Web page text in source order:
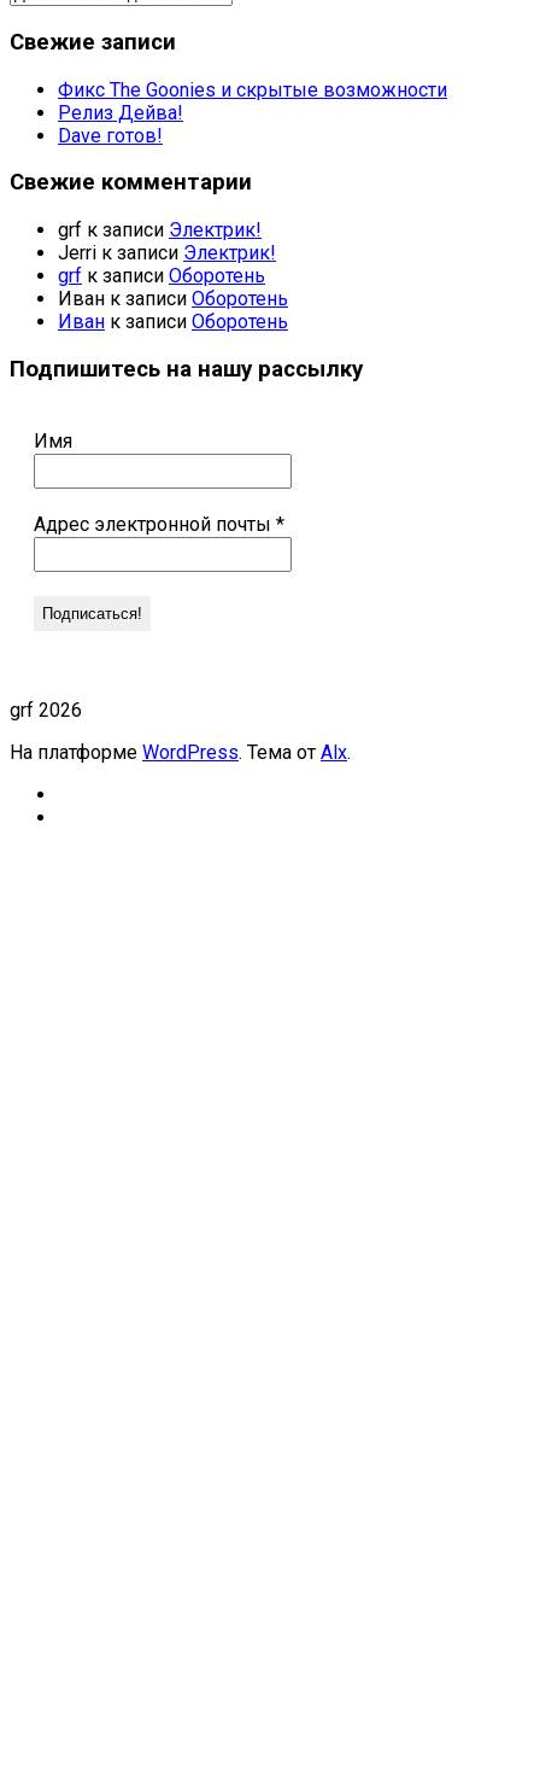
Свежие записи
Фикс The Goonies и скрытые возможности
Релиз Дейва!
Dave готов!
Свежие комментарии
grf к записи Электрик!
Jerri к записи Электрик!
grf к записи Оборотень
Иван к записи Оборотень
Иван к записи Оборотень
Подпишитесь на нашу рассылку
Имя
Адрес электронной почты *
grf 2026
На платформе WordPress. Тема от Alx.